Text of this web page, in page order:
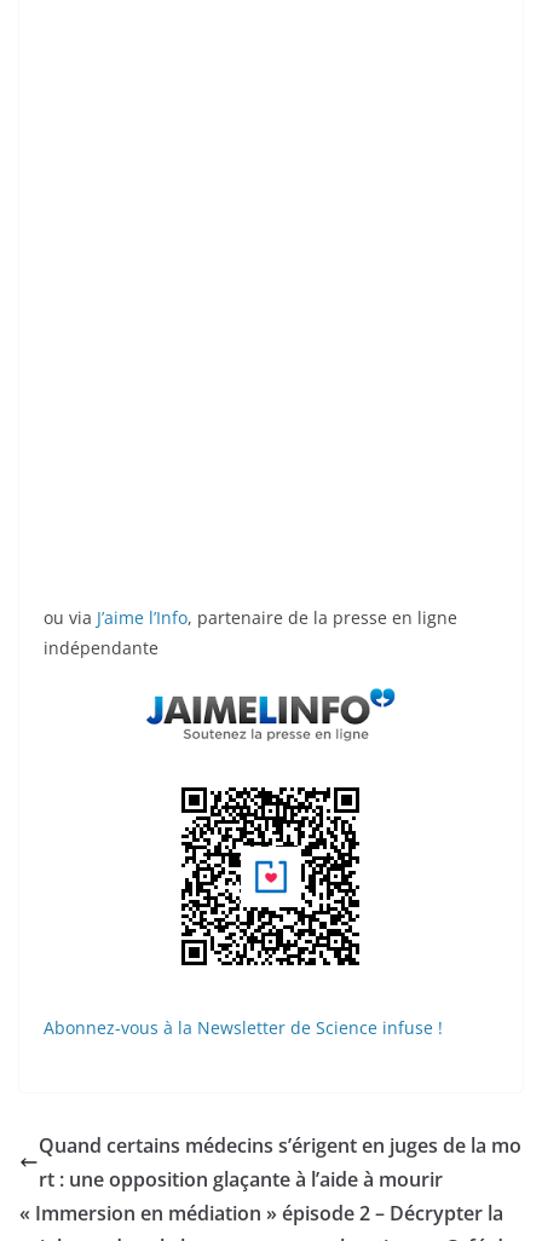
ou via J’aime l’Info, partenaire de la presse en ligne
indépendante
Abonnez-vous à la Newsletter de Science infuse !
Quand certains médecins s’érigent en juges de la mo
rt : une opposition glaçante à l’aide à mourir
« Immersion en médiation » épisode 2 – Décrypter la